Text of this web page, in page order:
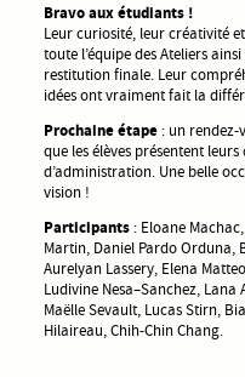
Bravo aux étudiants !
Leur curiosité, leur créativité
toute l’équipe des Ateliers
restitution finale. Leur
idées ont vraiment fait la
Prochaine étape : un rendez-
que les élèves présentent
d’administration. Une belle
vision !
Participants : Eloane
Martin, Daniel Pardo Orduna,
Aurelyan Lassery, Elena
Ludivine Nesa–Sanchez,
Maëlle Sevault, Lucas Stirn,
Hilaireau, Chih-Chin Chang.